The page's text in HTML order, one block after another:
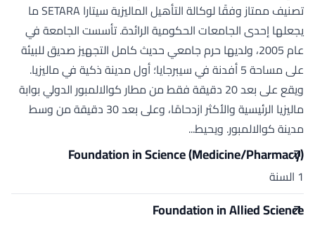
تصنيف ممتاز وفقًا لوكالة التأهيل الماليزية سيتارا SETARA ما
يجعلها إحدى الجامعات الحكومية الرائدة. تأسست الجامعة في
عام 2005، ولديها حرم جامعي حديث كامل التجهيز صديق للبيئة
على مساحة 5 أفدنة في سيبرجايا؛ أول مدينة ذكية في ماليزيا.
ويقع على بعد 20 دقيقة فقط من مطار كوالالمبور الدولي بوابة
ماليزيا الرئيسية والأكثر ازدحامًا، وعلى بعد 30 دقيقة من وسط
مدينة كوالالمبور. ويحيط...
Foundation in Science (Medicine/Pharmacy)
1 السنة
Foundation in Allied Science